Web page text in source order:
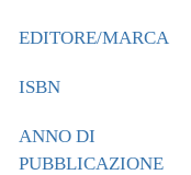
EDITORE/MARCA
ISBN
ANNO DI
PUBBLICAZIONE